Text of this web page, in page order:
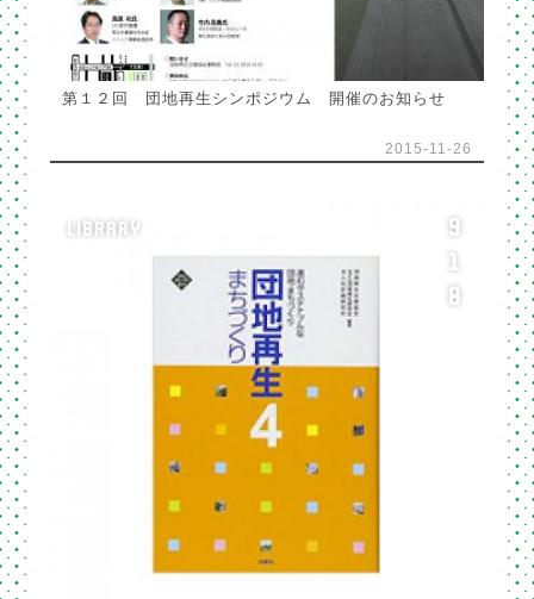
第１２回 団地再生シンポジウム 開催のお知らせ
2015-11-26
LIBRARY
9
1
8